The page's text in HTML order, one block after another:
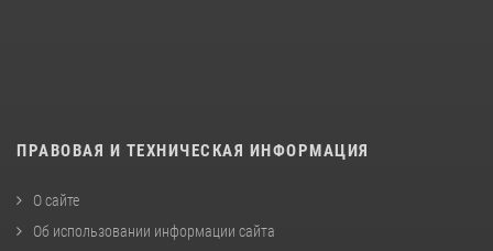
ПРАВОВАЯ И ТЕХНИЧЕСКАЯ ИНФОРМАЦИЯ
О сайте
Об использовании информации сайта